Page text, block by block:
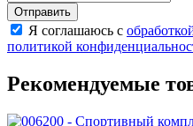
Отправить
Я соглашаюсь с
политикой
Рекомендуемые